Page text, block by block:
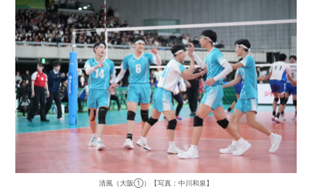
清風（大阪①）【写真：中川和泉】